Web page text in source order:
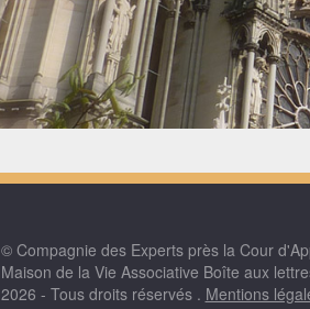
© Compagnie des Experts près la Cour
Maison de la Vie Associative Boîte aux
2026 - Tous droits réservés . Mentions